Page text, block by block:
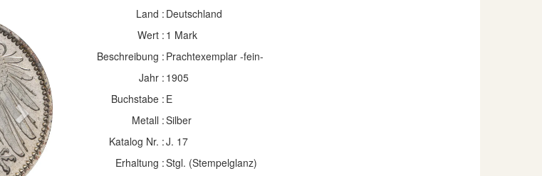
Next
Land : Deutschland
Wert : 1 Mark
Beschreibung : Prachtexemplar -fein-
Jahr : 1905
Buchstabe : E
Metall :Silber
Katalog Nr. :J. 17
Erhaltung :Stgl. (Stempelglanz)